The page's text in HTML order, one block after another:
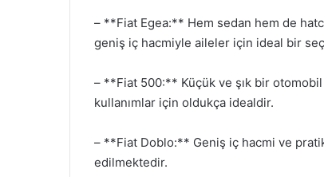
– **Fiat Egea:** Hem sedan hem de
geniş iç hacmiyle aileler için ideal bir
– **Fiat 500:** Küçük ve şık bir
kullanımlar için oldukça idealdir.
– **Fiat Doblo:** Geniş iç hacmi ve
edilmektedir.